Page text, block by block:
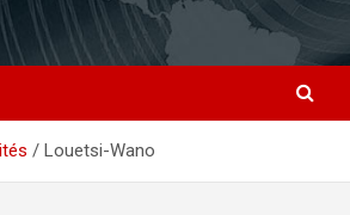
Louetsi-Wano